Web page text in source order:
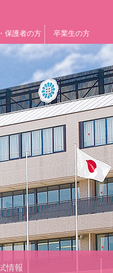
情報
保護者の方 卒業生の方